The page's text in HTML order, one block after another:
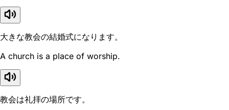
大きな教会の結婚式になります。
A church is a place of worship.
教会は礼拝の場所です。